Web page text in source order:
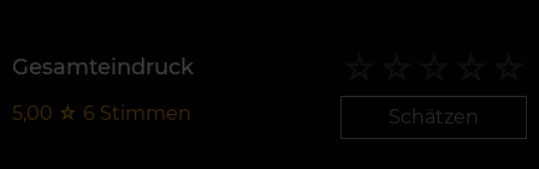
Gesamteindruck
5,00 ☆ 6 Stimmen Schätzen